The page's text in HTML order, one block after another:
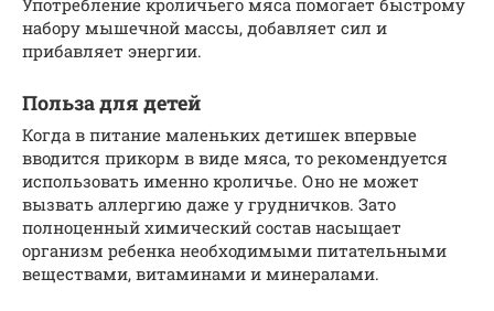
Употребление кроличьего мяса помогает быстрому
набору мышечной массы, добавляет сил и
прибавляет энергии.
Польза для детей
Когда в питание маленьких детишек впервые
вводится прикорм в виде мяса, то рекомендуется
использовать именно кроличье. Оно не может
вызвать аллергию даже у грудничков. Зато
полноценный химический состав насыщает
организм ребенка необходимыми питательными
веществами, витаминами и минералами.